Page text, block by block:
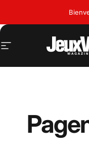
Navigation Jeux Vidéo
Page